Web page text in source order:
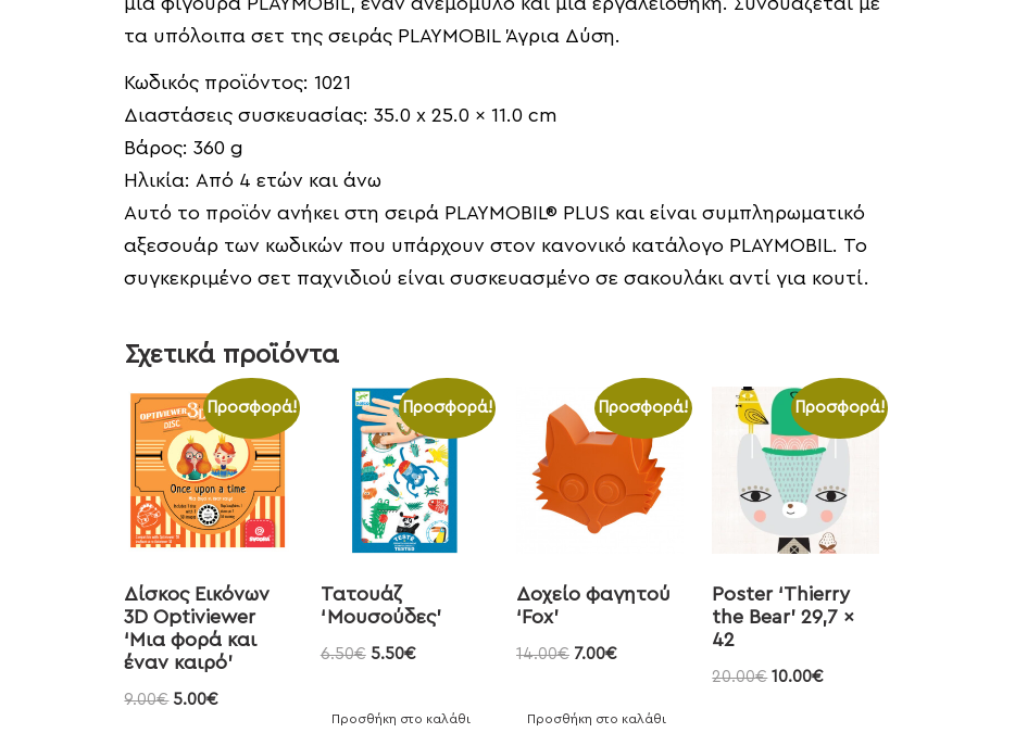
τα υπόλοιπα σετ της σειράς PLAYMOBIL Άγρια Δύση.
Κωδικός προϊόντος:1021
Διαστάσεις συσκευασίας:35.0 x 25.0 x 11.0 cm
Βάρος:360 g
Ηλικία: Από 4 ετών και άνω
Αυτό το προϊόν ανήκει στη σειρά PLAYMOBIL® PLUS και είναι συμπληρωματικό
αξεσουάρ των κωδικών που υπάρχουν στον κανονικό κατάλογο PLAYMOBIL. Το
συγκεκριμένο σετ παχνιδιού είναι συσκευασμένο σε σακουλάκι αντί για κουτί.
Σχετικά προϊόντα
Προσφορά!
Δίσκος Εικόνων
3D Optiviewer
‘Μια φορά και
έναν καιρό’
9.00€ 5.00€
Προσφορά!
Τατουάζ
‘Μουσούδες’
6.50€ 5.50€
Προσθήκη στο καλάθι
Προσφορά!
Δοχείο φαγητού
‘Fox’
14.00€ 7.00€
Προσθήκη στο καλάθι
Προσφορά!
Poster ‘Thierry
the Bear’ 29,7 x
42
20.00€ 10.00€